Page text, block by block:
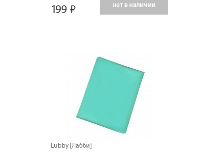
199 нет в наличии
Lubby [Лабби]